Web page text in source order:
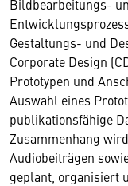
Bildbearbeitungs-
Gestaltungs- und
Corporate Design
Prototypen und
Auswahl eines
publikationsfähige
Zusammenhang
Audiobeiträgen
geplant,